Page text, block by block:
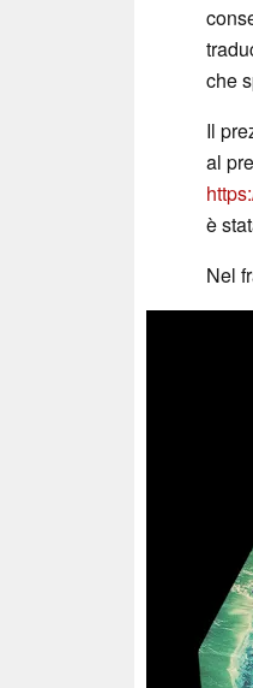
che
Il
al
è
Nel